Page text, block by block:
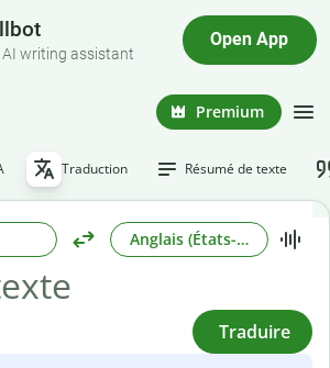
AI writing assistant
Open App
Premium
Traduction Résumé de texte
Anglais (États-Unis)
Traduire